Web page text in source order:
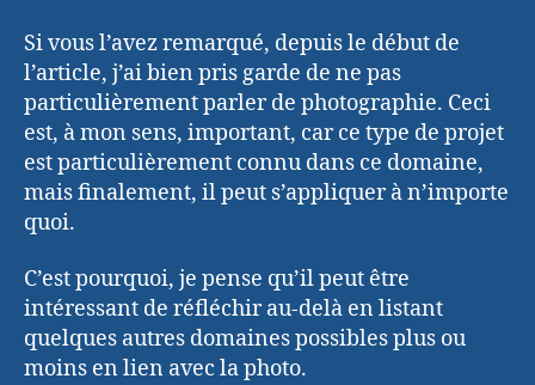
Si vous l’avez remarqué, depuis le début de
l’article, j’ai bien pris garde de ne pas
particulièrement parler de photographie. Ceci
est, à mon sens, important, car ce type de projet
est particulièrement connu dans ce domaine,
mais finalement, il peut s’appliquer à n’importe
quoi.
C’est pourquoi, je pense qu’il peut être
intéressant de réfléchir au-delà en listant
quelques autres domaines possibles plus ou
moins en lien avec la photo.